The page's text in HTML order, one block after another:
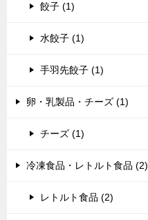
餃子 (1)
水餃子 (1)
手羽先餃子 (1)
卵・乳製品・チーズ (1)
チーズ (1)
冷凍食品・レトルト食品 (2)
レトルト食品 (2)